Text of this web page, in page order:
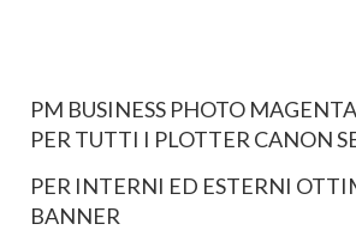
PM BUSINESS PHOTO
PER TUTTI I PLOTTER CANON
PER INTERNI ED ESTERNI
BANNER